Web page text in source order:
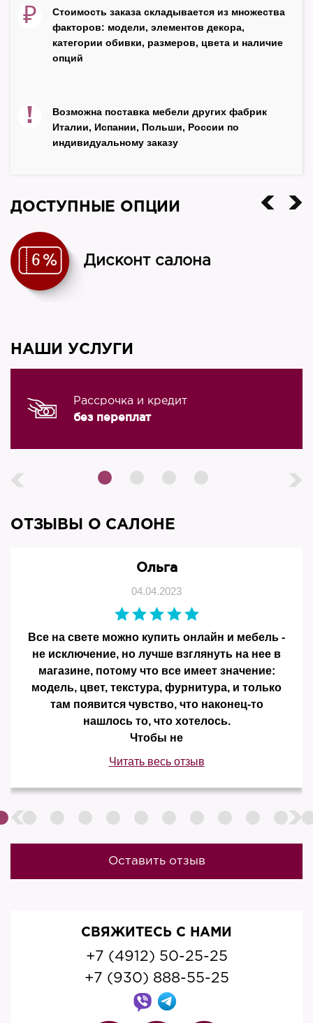
Страна
Португалия
₽
Стоимость заказа складывается из множества
факторов: модели, элементов декора,
категории обивки, размеров, цвета и наличие
опций
!
Возможна поставка мебели других фабрик
Италии, Испании, Польши, России по
индивидуальному заказу
ДОСТУПНЫЕ ОПЦИИ
Дисконт салона
НАШИ УСЛУГИ
Рассрочка и кредит
без переплат
ОТЗЫВЫ О САЛОНЕ
Ольга
04.04.2023
Все на свете можно купить онлайн и мебель -
не исключение, но лучше взглянуть на нее в
магазине, потому что все имеет значение:
модель, цвет, текстура, фурнитура, и только
там появится чувство, что наконец-то
нашлось то, что хотелось.
Чтобы не
Читать весь отзыв
Оставить отзыв
СВЯЖИТЕСЬ С НАМИ
+7 (4912) 50-25-25
+7 (930) 888-55-25